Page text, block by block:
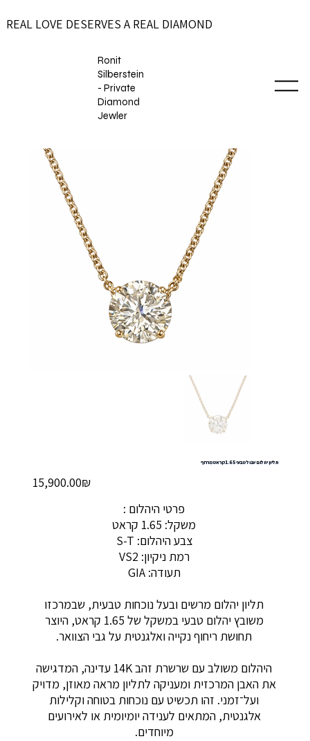
REAL LOVE DESERVES A REAL DIAMOND
Ronit
Silberstein
- Private
Diamond
Jewler
תליון יהלום עגול טבעי 1.65 קראט מרחף
‏15,900.00 ‏₪
פרטי היהלום :
משקל: 1.65 קראט
צבע היהלום: S-T
רמת ניקיון: VS2
תעודה: GIA
תליון יהלום מרשים ובעל נוכחות טבעית, שבמרכזו
משובץ יהלום טבעי במשקל של 1.65 קראט, היוצר
תחושת ריחוף נקייה ואלגנטית על גבי הצוואר.
היהלום משולב עם שרשרת זהב 14K עדינה, המדגישה
את האבן המרכזית ומעניקה לתליון מראה מאוזן, מדויק
ועל־זמני. זהו תכשיט עם נוכחות בטוחה וקלילות
אלגנטית, המתאים לענידה יומיומית או לאירועים
מיוחדים.